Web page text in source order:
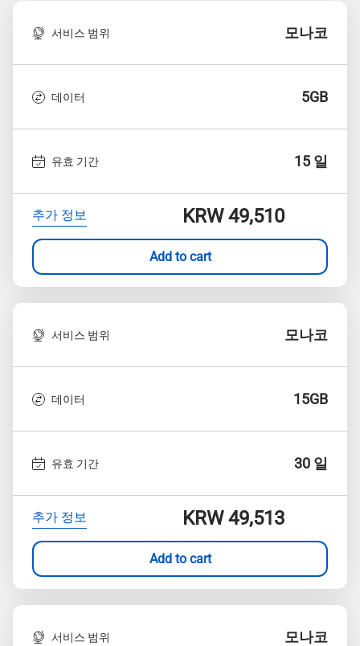
서비스 범위 모나코
데이터 5GB
유효 기간 15 일
추가 정보 KRW 49,510
Add to cart
서비스 범위 모나코
데이터 15GB
유효 기간 30 일
추가 정보 KRW 49,513
Add to cart
서비스 범위 모나코